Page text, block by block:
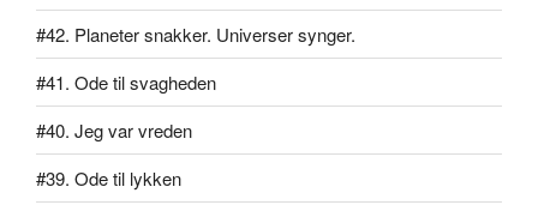
#42. Planeter snakker. Universer synger.
#41. Ode til svagheden
#40. Jeg var vreden
#39. Ode til lykken